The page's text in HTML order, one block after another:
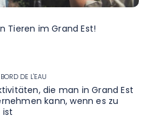
Tieren im Grand Est!
DE L'EAU
die man in Grand Est
kann, wenn es zu